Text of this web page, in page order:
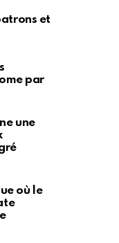
et
par
une
où le